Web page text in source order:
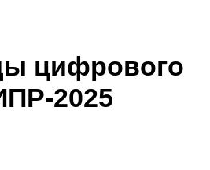
цифрового
2025